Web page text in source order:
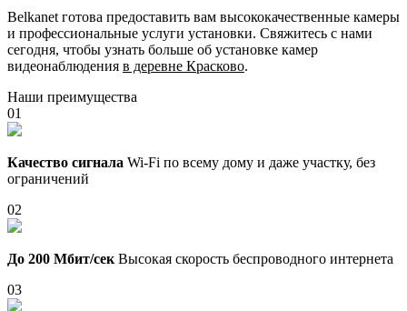
Belkanet готова предоставить вам высококачественные камеры
и профессиональные услуги установки. Свяжитесь с нами
сегодня, чтобы узнать больше об установке камер
видеонаблюдения в деревне Красково.
Наши преимущества
01
Качество сигнала Wi-Fi по всему дому и даже участку, без
ограничений
02
До 200 Мбит/сек Высокая скорость беспроводного интернета
03